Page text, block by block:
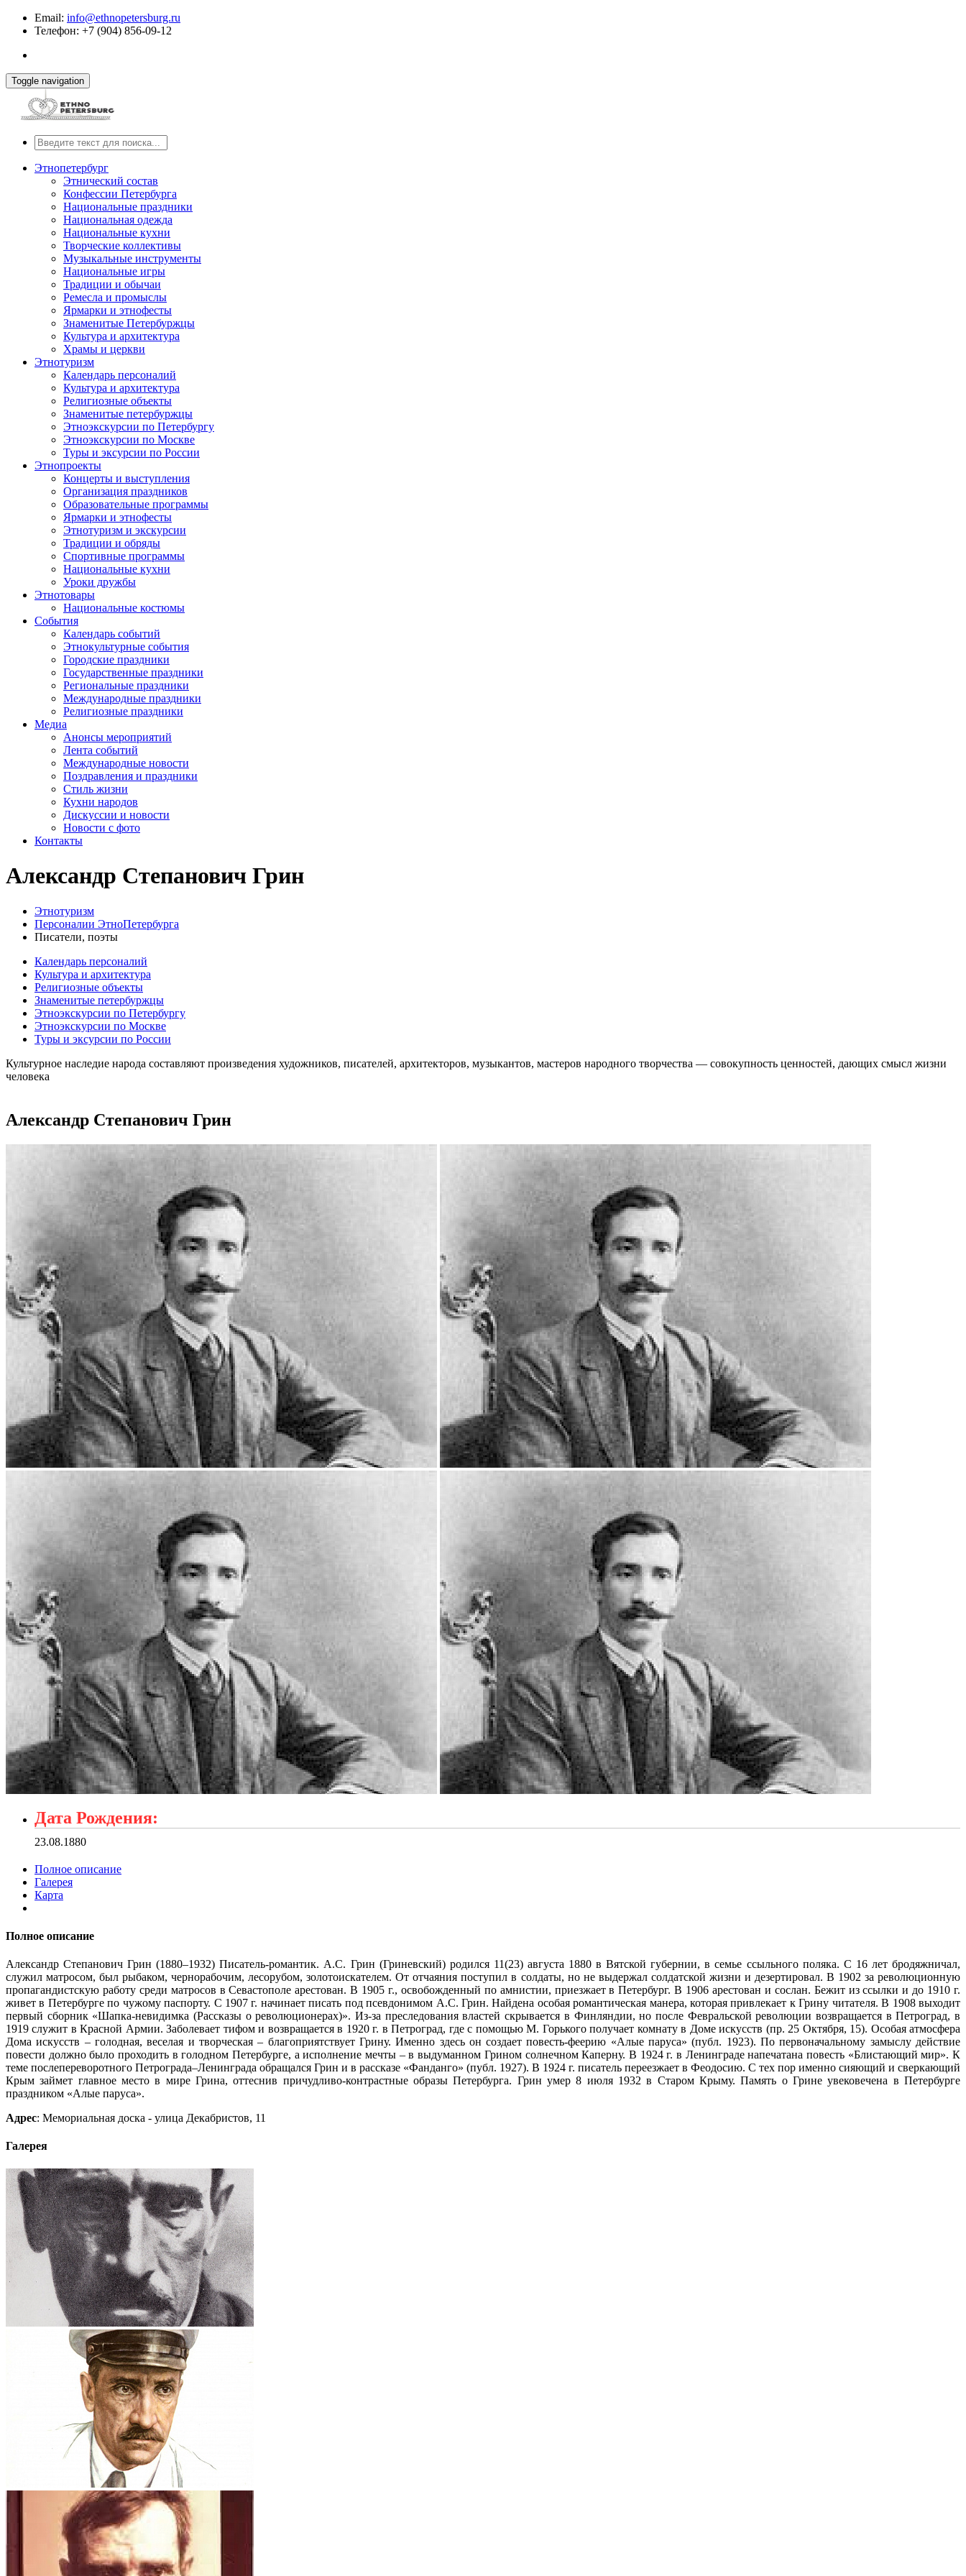
Email: info@ethnopetersburg.ru
Телефон: +7 (904) 856-09-12
Toggle navigation
Этнопетербург
Этнический состав
Конфессии Петербурга
Национальные праздники
Национальная одежда
Национальные кухни
Творческие коллективы
Музыкальные инструменты
Национальные игры
Традиции и обычаи
Ремесла и промыслы
Ярмарки и этнофесты
Знаменитые Петербуржцы
Культура и архитектура
Храмы и церкви
Этнотуризм
Календарь персоналий
Культура и архитектура
Религиозные объекты
Знаменитые петербуржцы
Этноэкскурсии по Петербургу
Этноэкскурсии по Москве
Туры и эксурсии по России
Этнопроекты
Концерты и выступления
Организация праздников
Образовательные программы
Ярмарки и этнофесты
Этнотуризм и экскурсии
Традиции и обряды
Спортивные программы
Национальные кухни
Уроки дружбы
Этнотовары
Национальные костюмы
События
Календарь событий
Этнокультурные события
Городские праздники
Государственные праздники
Региональные праздники
Международные праздники
Религиозные праздники
Медиа
Анонсы мероприятий
Лента событий
Международные новости
Поздравления и праздники
Cтиль жизни
Кухни народов
Дискуссии и новости
Новости с фото
Контакты
Александр Степанович Грин
Этнотуризм
Персоналии ЭтноПетербурга
Писатели, поэты
Календарь персоналий
Культура и архитектура
Религиозные объекты
Знаменитые петербуржцы
Этноэкскурсии по Петербургу
Этноэкскурсии по Москве
Туры и эксурсии по России
Культурное наследие народа составляют произведения художников, писателей, архитекторов, музыкантов, мастеров народного творчества ― совокупность ценностей, дающих смысл жизни
человека
Александр Степанович Грин
Дата Рождения:
23.08.1880
Полное описание
Галерея
Карта
Полное описание
Александр Степанович Грин (1880–1932) Писатель-романтик. А.С. Грин (Гриневский) родился 11(23) августа 1880 в Вятской губернии, в семье ссыльного поляка. С 16 лет бродяжничал,
служил матросом, был рыбаком, чернорабочим, лесорубом, золотоискателем. От отчаяния поступил в солдаты, но не выдержал солдатской жизни и дезертировал. В 1902 за революционную
пропагандистскую работу среди матросов в Севастополе арестован. В 1905 г., освобожденный по амнистии, приезжает в Петербург. В 1906 арестован и сослан. Бежит из ссылки и до 1910 г.
живет в Петербурге по чужому паспорту. С 1907 г. начинает писать под псевдонимом А.С. Грин. Найдена особая романтическая манера, которая привлекает к Грину читателя. В 1908 выходит
первый сборник «Шапка-невидимка (Рассказы о революционерах)». Из-за преследования властей скрывается в Финляндии, но после Февральской революции возвращается в Петроград, в
1919 служит в Красной Армии. Заболевает тифом и возвращается в 1920 г. в Петроград, где с помощью М. Горького получает комнату в Доме искусств (пр. 25 Октября, 15). Особая атмосфера
Дома искусств – голодная, веселая и творческая – благоприятствует Грину. Именно здесь он создает повесть-феерию «Алые паруса» (публ. 1923). По первоначальному замыслу действие
повести должно было проходить в голодном Петербурге, а исполнение мечты – в выдуманном Грином солнечном Каперну. В 1924 г. в Ленинграде напечатана повесть «Блистающий мир». К
теме послепереворотного Петрограда–Ленинграда обращался Грин и в рассказе «Фанданго» (публ. 1927). В 1924 г. писатель переезжает в Феодосию. С тех пор именно сияющий и сверкающий
Крым займет главное место в мире Грина, оттеснив причудливо-контрастные образы Петербурга. Грин умер 8 июля 1932 в Старом Крыму. Память о Грине увековечена в Петербурге
праздником «Алые паруса».
Адрес: Мемориальная доска - улица Декабристов, 11
Галерея